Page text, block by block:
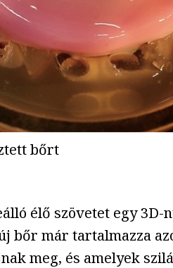
bőrt
élő szövetet egy
már tartalmazza
meg, és amelyek